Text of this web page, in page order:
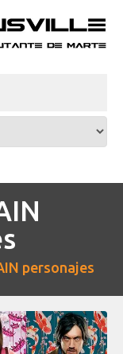
personajes